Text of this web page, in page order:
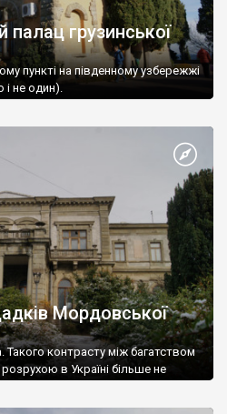
грузинської
пункті на південному узбережжі
і не один).
Мордовської
Такого контрасту між багатством
в Україні більше не